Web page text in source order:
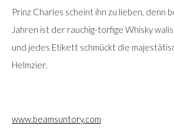
Prinz Charles scheint ihn zu lieben, denn
Jahren ist der rauchig-torfige Whisky
und jedes Etikett schmückt die
Helmzier.
www.beamsuntory.com